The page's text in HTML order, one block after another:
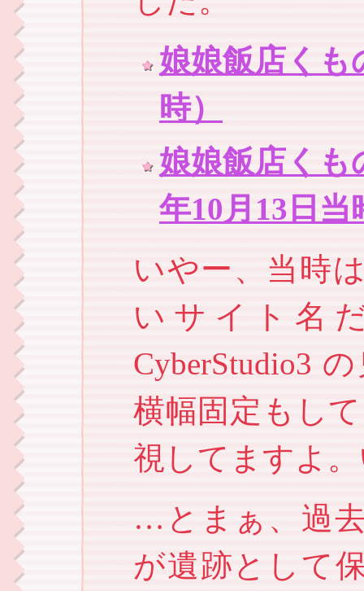
娘娘飯店くも
時）
娘娘飯店くも
年10月13日当
いやー、当時
いサイト名
CyberStudio3
横幅固定もし
視してますよ
…とまぁ、過
が遺跡として